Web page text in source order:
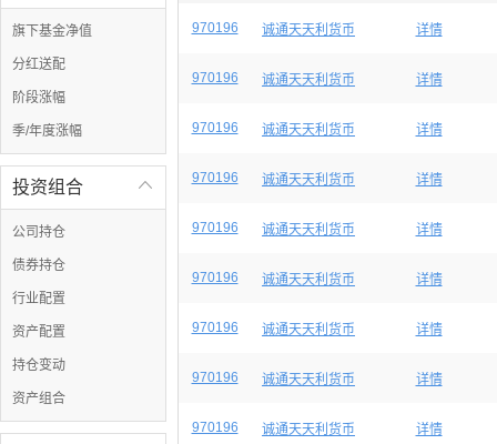
旗下基金净值
分红送配
阶段涨幅
季/年度涨幅

投资组合
公司持仓
债券持仓
行业配置
资产配置
持仓变动
资产组合
970196 诚通天天利货币 详情
970196 诚通天天利货币 详情
970196 诚通天天利货币 详情
970196 诚通天天利货币 详情
970196 诚通天天利货币 详情
970196 诚通天天利货币 详情
970196 诚通天天利货币 详情
970196 诚通天天利货币 详情
970196 诚通天天利货币 详情